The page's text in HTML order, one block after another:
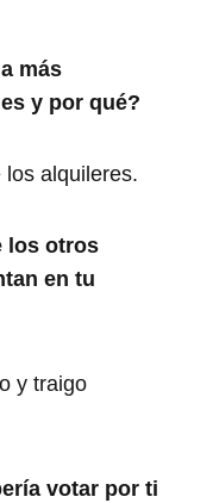
más
y por qué?
los alquileres.
los otros
en tu
y traigo
votar por ti